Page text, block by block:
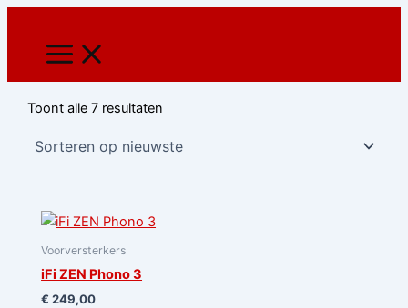
Ga
Toont alle 7 resultaten
Gesorteerd
Voorversterkers
iFi ZEN Phono 3
€ 249,00